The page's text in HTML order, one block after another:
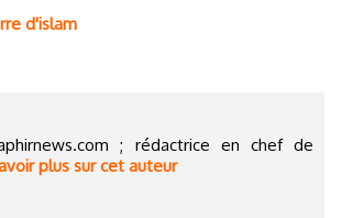
d'islam
; rédactrice en chef de
plus sur cet auteur